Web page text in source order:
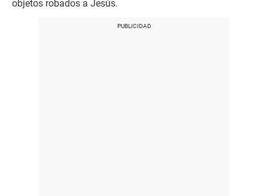
objetos robados a Jesús.